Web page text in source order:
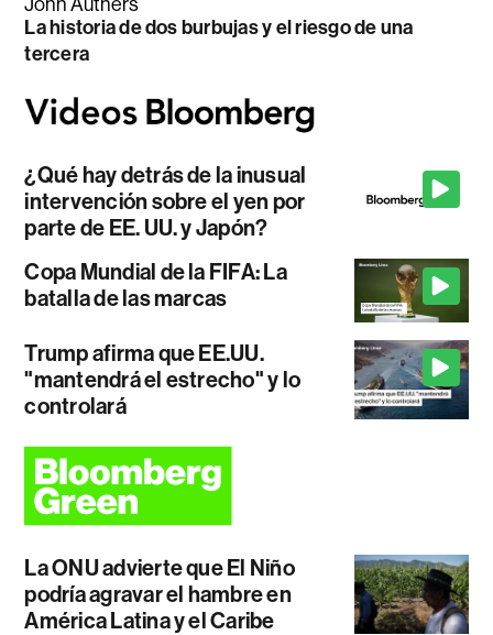
John Authers
La historia de dos burbujas y el riesgo de una
tercera
¿Qué hay detrás de la inusual
intervención sobre el yen por
parte de EE. UU. y Japón?
Copa Mundial de la FIFA: La
batalla de las marcas
Trump afirma que EE.UU.
"mantendrá el estrecho" y lo
controlará
La ONU advierte que El Niño
podría agravar el hambre en
América Latina y el Caribe